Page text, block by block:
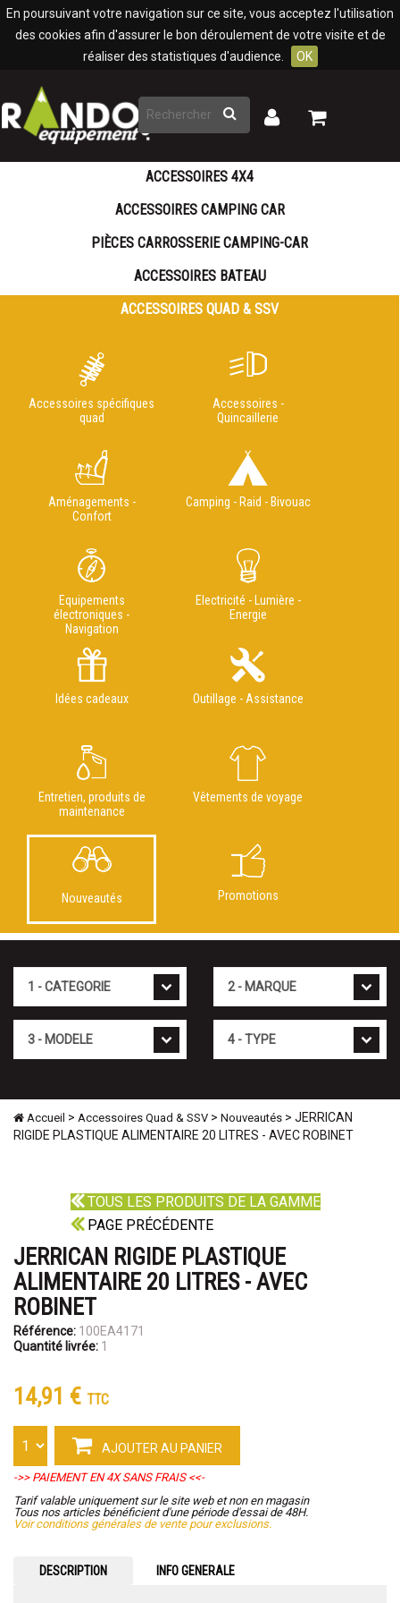
En poursuivant votre navigation sur ce site, vous acceptez l'utilisation
des cookies afin d'assurer le bon déroulement de votre visite et de
réaliser des statistiques d'audience.
OK
Rechercher
Mon
Mon
ACCESSOIRES 4X4
ACCESSOIRES CAMPING CAR
PIÈCES CARROSSERIE CAMPING-CAR
ACCESSOIRES BATEAU
ACCESSOIRES QUAD & SSV
Accessoires spécifiques
quad
Accessoires -
Quincaillerie
Aménagements -
Confort
Camping - Raid - Bivouac
Equipements
électroniques -
Navigation
Electricité - Lumière -
Energie
Idées cadeaux Outillage - Assistance
Entretien, produits de
maintenance
Vêtements de voyage
Nouveautés Promotions
Accueil > Accessoires Quad & SSV > Nouveautés > JERRICAN
RIGIDE PLASTIQUE ALIMENTAIRE 20 LITRES - AVEC ROBINET
TOUS LES PRODUITS DE LA GAMME
PAGE PRÉCÉDENTE
JERRICAN RIGIDE PLASTIQUE
ALIMENTAIRE 20 LITRES - AVEC
ROBINET
Référence: 100EA4171
Quantité livrée: 1
14,91 € TTC
AJOUTER AU PANIER
->> PAIEMENT EN 4X SANS FRAIS <<-
Tarif valable uniquement sur le site web et non en magasin
Tous nos articles bénéficient d'une période d'essai de 48H.
Voir conditions générales de vente pour exclusions.
DESCRIPTION INFO GENERALE
Panneau de gestion des cookies